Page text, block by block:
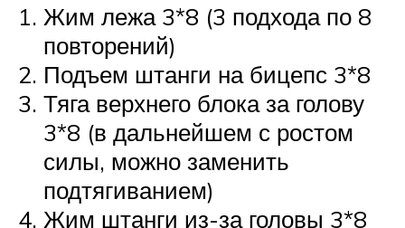
Жим лежа 3*8 (3 подхода по 8
повторений)
Подъем штанги на бицепс 3*8
Тяга верхнего блока за голову
3*8 (в дальнейшем с ростом
силы, можно заменить
подтягиванием)
Жим штанги из-за головы 3*8